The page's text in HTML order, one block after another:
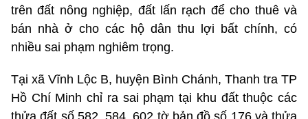
trên đất nông nghiệp, đất lấn rạch để cho thuê và
bán nhà ở cho các hộ dân thu lợi bất chính, có
nhiều sai phạm nghiêm trọng.
Tại xã Vĩnh Lộc B, huyện Bình Chánh, Thanh tra TP
Hồ Chí Minh chỉ ra sai phạm tại khu đất thuộc các